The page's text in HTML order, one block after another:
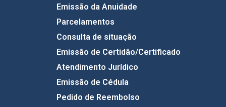
Emissão da Anuidade
Parcelamentos
Consulta de situação
Emissão de Certidão/Certificado
Atendimento Jurídico
Emissão de Cédula
Pedido de Reembolso